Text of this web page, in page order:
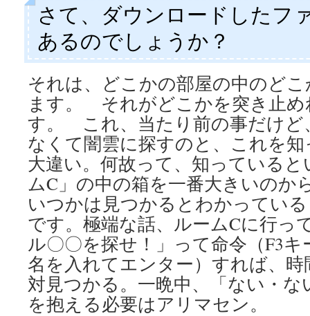
さて、ダウンロードしたフ
あるのでしょうか？
それは、どこかの部屋の中のど
ます。 それがどこかを突き止め
す。 これ、当たり前の事だけど
なくて闇雲に探すのと、これを
大違い。何故って、知っている
ムC」の中の箱を一番大きいのか
いつかは見つかるとわかってい
です。極端な話、ルームCに行っ
ル〇〇を探せ！」って命令（F3
名を入れてエンター）すれば、
対見つかる。一晩中、「ない・
を抱える必要はアリマセン。